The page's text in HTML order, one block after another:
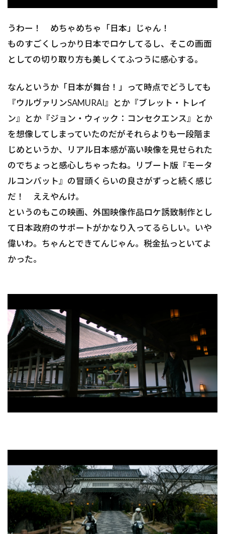
うわー！ めちゃめちゃ「日本」じゃん！
ものすごくしっかり日本でロケしてるし、そこの画面
としての切り取り方も美しくてふつうに感心する。
なんというか「日本が舞台！」って時点でどうしても
『ウルヴァリンSAMURAI』とか『ブレット・トレイ
ン』とか『ジョン・ウィック：コンセクエンス』とか
を想像してしまっていたのだがそれらよりも一段階ま
じめというか、リアル日本感が高い映像を見せられた
のでちょっと感心しちゃったね。リブート版『モータ
ルコンバット』の冒頭くらいの良さがずっと続く感じ
だ！ ええやんけ。
というのもこの映画、外国映像作品ロケ誘致制作とし
て日本政府のサポートがかなり入ってるらしい。いや
偉いわ。ちゃんとできてんじゃん。税金払っといてよ
かった。